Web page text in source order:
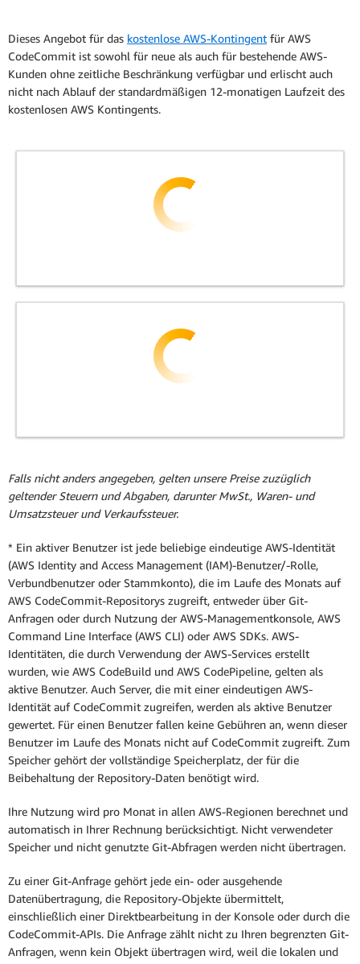
Dieses Angebot für das kostenlose AWS-Kontingent für AWS
CodeCommit ist sowohl für neue als auch für bestehende AWS-
Kunden ohne zeitliche Beschränkung verfügbar und erlischt auch
nicht nach Ablauf der standardmäßigen 12-monatigen Laufzeit des
kostenlosen AWS Kontingents.
Falls nicht anders angegeben, gelten unsere Preise zuzüglich
geltender Steuern und Abgaben, darunter MwSt., Waren- und
Umsatzsteuer und Verkaufssteuer.
* Ein aktiver Benutzer ist jede beliebige eindeutige AWS-Identität
(AWS Identity and Access Management (IAM)-Benutzer/-Rolle,
Verbundbenutzer oder Stammkonto), die im Laufe des Monats auf
AWS CodeCommit-Repositorys zugreift, entweder über Git-
Anfragen oder durch Nutzung der AWS-Managementkonsole, AWS
Command Line Interface (AWS CLI) oder AWS SDKs. AWS-
Identitäten, die durch Verwendung der AWS-Services erstellt
wurden, wie AWS CodeBuild und AWS CodePipeline, gelten als
aktive Benutzer. Auch Server, die mit einer eindeutigen AWS-
Identität auf CodeCommit zugreifen, werden als aktive Benutzer
gewertet. Für einen Benutzer fallen keine Gebühren an, wenn dieser
Benutzer im Laufe des Monats nicht auf CodeCommit zugreift. Zum
Speicher gehört der vollständige Speicherplatz, der für die
Beibehaltung der Repository-Daten benötigt wird.
Ihre Nutzung wird pro Monat in allen AWS-Regionen berechnet und
automatisch in Ihrer Rechnung berücksichtigt. Nicht verwendeter
Speicher und nicht genutzte Git-Abfragen werden nicht übertragen.
Zu einer Git-Anfrage gehört jede ein- oder ausgehende
Datenübertragung, die Repository-Objekte übermittelt,
einschließlich einer Direktbearbeitung in der Konsole oder durch die
CodeCommit-APIs. Die Anfrage zählt nicht zu Ihren begrenzten Git-
Anfragen, wenn kein Objekt übertragen wird, weil die lokalen und